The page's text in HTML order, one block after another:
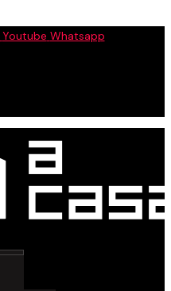
Youtube Whatsapp